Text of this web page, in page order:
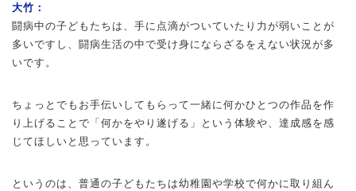
大竹：
闘病中の子どもたちは、手に点滴がついていたり力が弱いことが
多いですし、闘病生活の中で受け身にならざるをえない状況が多
いです。
ちょっとでもお手伝いしてもらって一緒に何かひとつの作品を作
り上げることで「何かをやり遂げる」という体験や、達成感を感
じてほしいと思っています。
というのは、普通の子どもたちは幼稚園や学校で何かに取り組ん